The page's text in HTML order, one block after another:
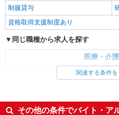
制服貸与
資格取得支援制度あり
同じ職種から求人を探す
医療・介
未経験歓迎
関連する条件
その他の条件でバイト・ア